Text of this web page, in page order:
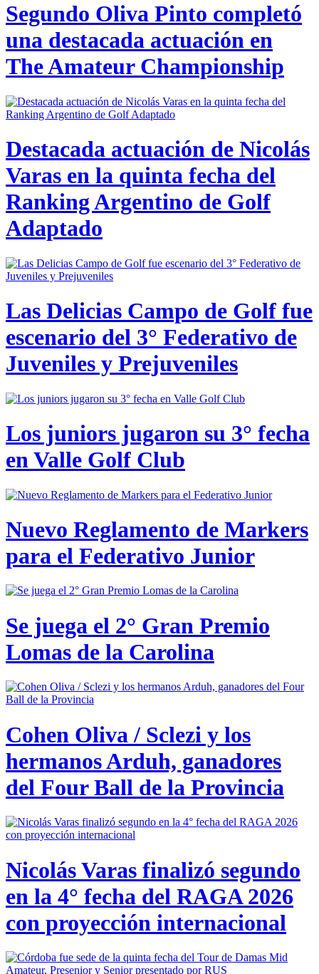
Segundo Oliva Pinto completó
una destacada actuación en
The Amateur Championship
Destacada actuación de Nicolás
Varas en la quinta fecha del
Ranking Argentino de Golf
Adaptado
Las Delicias Campo de Golf fue
escenario del 3° Federativo de
Juveniles y Prejuveniles
Los juniors jugaron su 3° fecha
en Valle Golf Club
Nuevo Reglamento de Markers
para el Federativo Junior
Se juega el 2° Gran Premio
Lomas de la Carolina
Cohen Oliva / Sclezi y los
hermanos Arduh, ganadores
del Four Ball de la Provincia
Nicolás Varas finalizó segundo
en la 4° fecha del RAGA 2026
con proyección internacional